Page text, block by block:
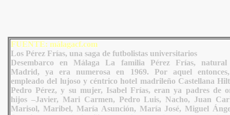
FUENTE: málagacf.com
Los Pérez Frías, una saga de futbolistas universitarios
Desembarco en Málaga La familia Pérez Frías, natural
Madrid, ya era numerosa en 1969. Por aquel
empleado del lujoso y céntrico hotel madrileño Castellana
Pedro Pérez, y su mujer, Isabel Frías, eran ya padres de
hijos –Javier, Mari Carmen, Pedro Luis, Nacho, Juan
Marisol, Maribel, María Asunción, María José, Miguel